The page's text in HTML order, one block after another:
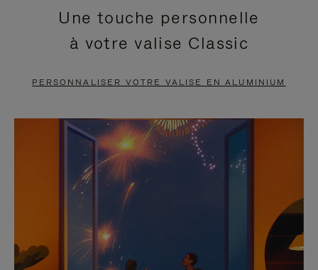
EN
PAUSE,
APPUYEZ
POUR
METTRE
PAUSE
VIDÉO
EST
DÉSACTIVÉ.
CLIQUER
POUR
RÉACTIVER
LE
SON
Une touche personnelle
à votre valise Classic
PERSONNALISER VOTRE VALISE EN ALUMINIUM